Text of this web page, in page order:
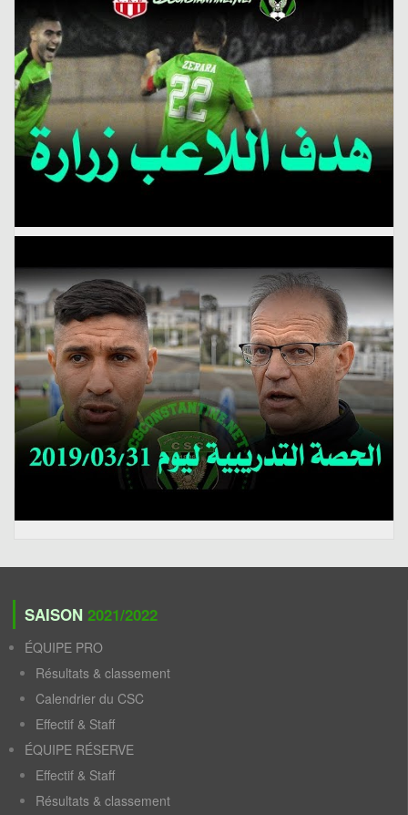
SAISON 2021/2022
ÉQUIPE PRO
Résultats & classement
Calendrier du CSC
Effectif & Staff
ÉQUIPE RÉSERVE
Effectif & Staff
Résultats & classement